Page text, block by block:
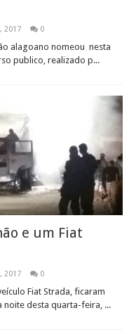
2017 0
alagoano nomeou nesta
publico, realizado p...
e um Fiat
2017 0
Fiat Strada, ficaram
noite desta quarta-feira, ...